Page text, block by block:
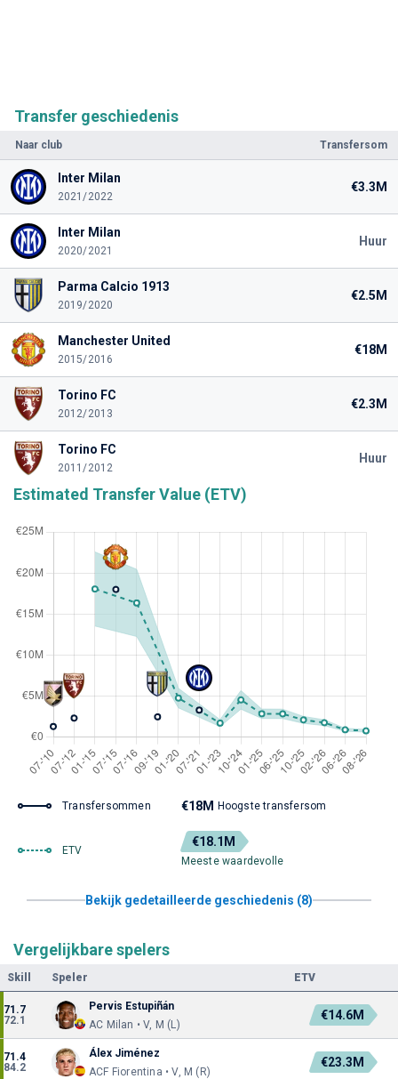
Transfer geschiedenis
Naar club Transfersom
Inter Milan
2021/2022
€3.3M
Inter Milan
2020/2021
Huur
Parma Calcio 1913
2019/2020
€2.5M
Manchester United
2015/2016
€18M
Torino FC
2012/2013
€2.3M
Torino FC
2011/2012
Huur
Estimated Transfer Value (ETV)
Transfersommen €18M Hoogste transfersom
ETV
€18.1M
Meeste waardevolle
Bekijk gedetailleerde geschiedenis (8)
Vergelijkbare spelers
Skill Speler ETV
71.7
72.1
Pervis Estupiñán
AC Milan • V, M (L)
€14.6M
71.4
84.2
Álex Jiménez
ACF Fiorentina • V, M (R)
€23.3M